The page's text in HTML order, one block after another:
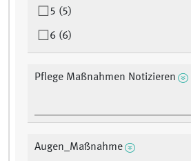
5 (5)
6 (6)
Pflege Maßnahmen Notizieren
Augen_Maßnahme